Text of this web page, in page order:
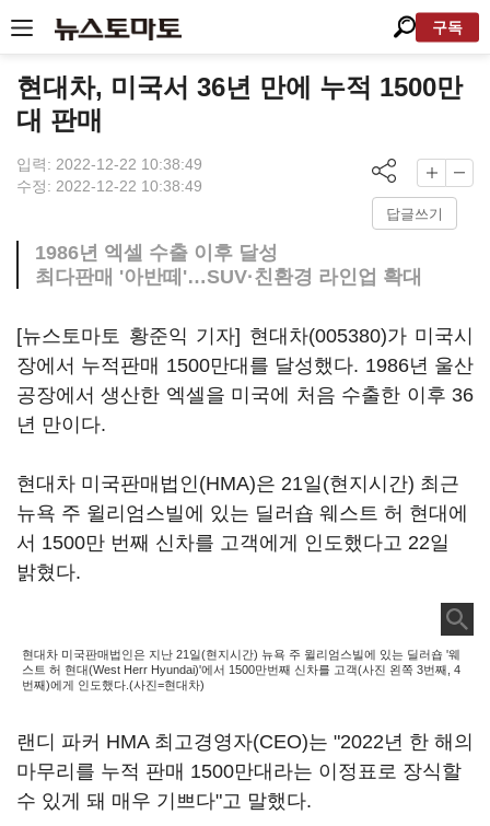
구독
현대차, 미국서 36년 만에 누적 1500만
대 판매
입력: 2022-12-22 10:38:49
수정: 2022-12-22 10:38:49
답글쓰기
1986년 엑셀 수출 이후 달성
최다판매 '아반떼'…SUV·친환경 라인업 확대
[뉴스토마토 황준익 기자] 현대차(005380)가 미국시
장에서 누적판매 1500만대를 달성했다. 1986년 울산
공장에서 생산한 엑셀을 미국에 처음 수출한 이후 36
년 만이다.
현대차 미국판매법인(HMA)은 21일(현지시간) 최근
뉴욕 주 윌리엄스빌에 있는 딜러숍 웨스트 허 현대에
서 1500만 번째 신차를 고객에게 인도했다고 22일
밝혔다.
현대차 미국판매법인은 지난 21일(현지시간) 뉴욕 주 윌리엄스빌에 있는 딜러숍 '웨
스트 허 현대(West Herr Hyundai)'에서 1500만번째 신차를 고객(사진 왼쪽 3번째, 4
번째)에게 인도했다.(사진=현대차)
랜디 파커 HMA 최고경영자(CEO)는 "2022년 한 해의
마무리를 누적 판매 1500만대라는 이정표로 장식할
수 있게 돼 매우 기쁘다"고 말했다.